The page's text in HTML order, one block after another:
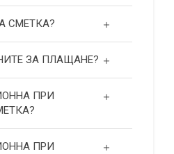
СМЕТКА?
ЗА ПЛАЩАНЕ?
ПРИ
ПРИ